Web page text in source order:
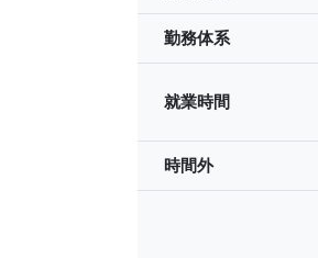
勤務体系
就業時間
時間外